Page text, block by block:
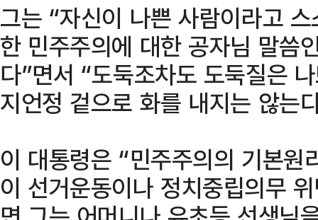
그는 “자신이 나쁜 사람이라고
한 민주주의에 대한 공자님 말씀
다”면서 “도둑조차도 도둑질은
지언정 겉으로 화를 내지는 않는
이 대통령은 “민주주의의 기본
이 선거운동이나 정치중립의무